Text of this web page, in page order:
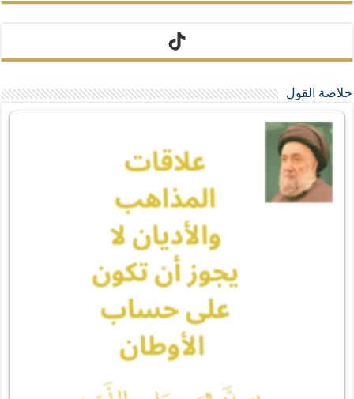
تيك توك
خلاصة القول